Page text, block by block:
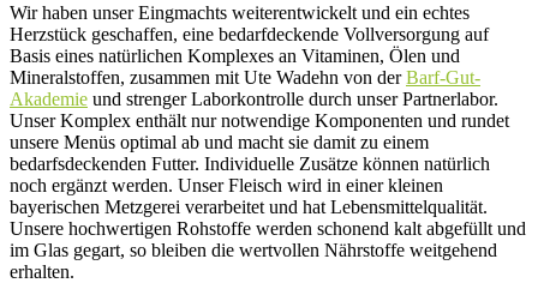
Wir haben unser Eingmachts weiterentwickelt und ein echtes
Herzstück geschaffen, eine bedarfdeckende Vollversorgung auf
Basis eines natürlichen Komplexes an Vitaminen, Ölen und
Mineralstoffen, zusammen mit Ute Wadehn von derBarf-Gut-
Akademie und strenger Laborkontrolle durch unser Partnerlabor.
Unser Komplex enthält nur notwendige Komponenten und rundet
unsere Menüs optimal ab und macht sie damit zu einem
bedarfsdeckenden Futter. Individuelle Zusätze können natürlich
noch ergänzt werden. Unser Fleisch wird in einer kleinen
bayerischen Metzgerei verarbeitet und hat Lebensmittelqualität.
Unsere hochwertigen Rohstoffe werden schonend kalt abgefüllt und
im Glas gegart, so bleiben die wertvollen Nährstoffe weitgehend
erhalten.